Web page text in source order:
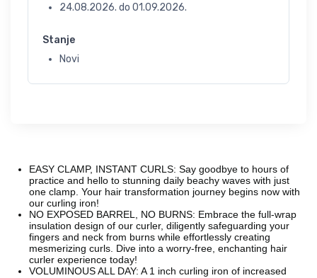
24.08.2026. do 01.09.2026.
Stanje
Novi